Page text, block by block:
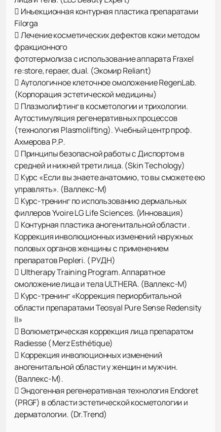
 Инъекционная контурная пластика препаратами
Filorga
 Лечение косметических дефектов кожи методом
фракционного
фототермолиза с использование аппарата Fraxel
re:store, repaer, dual. (Экомир Reliant)
 Аутологичное клеточное омоложение RegenLab.
(Корпорация эстетической медицины)
 Плазмолифтинг в косметологии и трихологии.
Аутостимуляция регенеративных процессов
(технология Plasmolifting). Учебный центр проф.
Ахмерова Р.Р.
 Принципы безопасной работы с Диспортом в
средней и нижней трети лица. (Skin Techology)
 Курс «Если вы знаете анатомию, то вы сможете ею
управлять». (Валлекс-М)
 Курс-тренинг по использованию дермальных
филлеров Yvoire LG Life Sciences. (Инновация)
 Контурная пластика аногенитальной области .
Коррекция инволюционных изменений наружных
половых органов женщины с применением
препаратов Pepleri. ( РУДН)
 Ultherapy Training Program. Аппаратное
омоложение лица и тела ULTHERA. (Валлекс-М)
 Курс-тренинг «Коррекция периорбитальной
области препаратами Teosyal Pure Sense Redensity
II»
 Волюметрическая коррекция лица препаратом
Radiesse ( Merz Esthétique)
 Коррекция инволюционных изменений
аногенитальной области у женщин и мужчин.
(Валлекс-М).
 Эндогенная регенеративная технология Endoret
(PRGF) в области эстетической косметологии и
дерматологии. (Dr.Trend)